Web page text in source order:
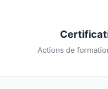
Actions de